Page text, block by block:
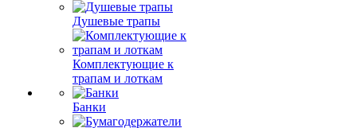
Душевые трапы
Комплектующие к
трапам и лоткам
Банки